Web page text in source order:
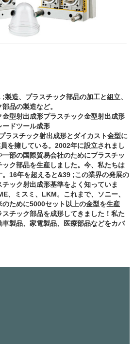
造、プラスチック部品の加工と組立、
品の製造など。
型射出成形プラスチック金型射出成形
ードツール成形
ラスチック射出成形とダイカスト金型に
を擁している。2002年に設立されまし
部の国際貿易会社のためにプラスチッ
ク部品を生産しました。今、私たちは
。16年を超えると&39 ;この業界の発展の
ック射出成形基準をよく知っていま
、ミスミ、LKM。これまで、ソニー、
ために5000セット以上の金型を生産
スチック部品を成形してきました！私た
製品、家電製品、医療部品などをカバ